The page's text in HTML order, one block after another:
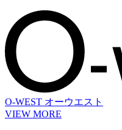
O-WEST オーウエスト
VIEW MORE